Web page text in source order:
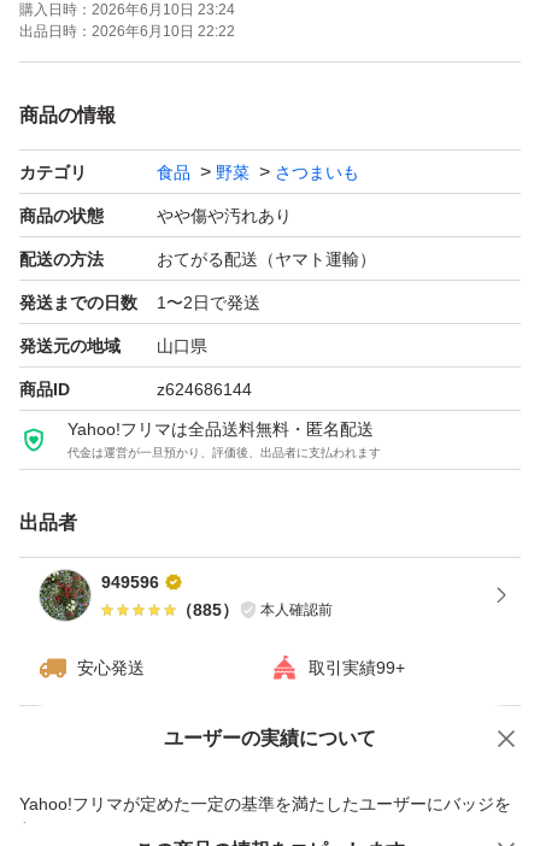
購入日時： 2026年6月10日 23:24
出品日時： 2026年6月10日 22:22
商品の情報
カテゴリ 食品 野菜 さつまいも
商品の状態 やや傷や汚れあり
配送の方法 おてがる配送（ヤマト運輸）
発送までの日数 1〜2日で発送
発送元の地域 山口県
商品ID z624686144
Yahoo!フリマは全品送料無料・匿名配送
代金は運営が一旦預かり、評価後、出品者に支払われます
出品者
949596
（885） 本人確認前
安心発送 取引実績99+
ユーザーの実績について
Yahoo!フリマが定めた一定の基準を満たしたユーザーにバッジを
付与しています
価格の相談 商品への質問